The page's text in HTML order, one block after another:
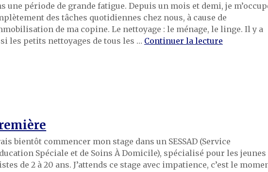
une période de grande fatigue. Depuis un mois et demi, je
des tâches quotidiennes chez nous, à cause de
de ma copine. Le nettoyage : le ménage, le linge. Il y a
les petits nettoyages de tous les … Continuer la lecturede « Des
bientôt commencer mon stage dans un SESSAD (Service
Spéciale et de Soins À Domicile), spécialisé pour les jeunes
de 2 à 20 ans. J’attends ce stage avec impatience, c’est le